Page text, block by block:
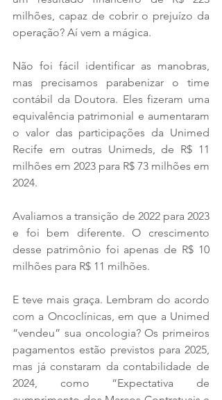
milhões, capaz de cobrir o prejuízo da
operação? Aí vem a mágica.
Não foi fácil identificar as manobras,
mas precisamos parabenizar o time
contábil da Doutora. Eles fizeram uma
equivalência patrimonial e aumentaram
o valor das participações da Unimed
Recife em outras Unimeds, de R$ 11
milhões em 2023 para R$ 73 milhões em
2024.
Avaliamos a transição de 2022 para 2023
e foi bem diferente. O crescimento
desse patrimônio foi apenas de R$ 10
milhões para R$ 11 milhões.
E teve mais graça. Lembram do acordo
com a Oncoclínicas, em que a Unimed
“vendeu” sua oncologia? Os primeiros
pagamentos estão previstos para 2025,
mas já constaram da contabilidade de
2024, como “Expectativa de